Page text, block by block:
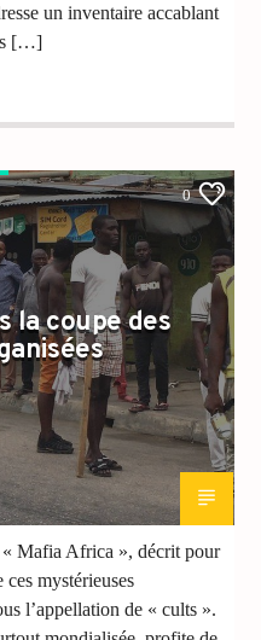
un inventaire accablant
[…]
0
la coupe des
« Mafia Africa », décrit pour
mystérieuses
l’appellation de « cults ».